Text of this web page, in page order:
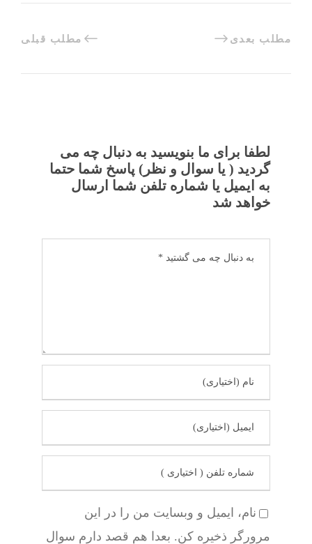
مطلب قبلی مطلب بعدی
لطفا برای ما بنویسید به دنبال چه می
گردید ( یا سوال و نظر) پاسخ شما حتما
به ایمیل یا شماره تلفن شما ارسال
خواهد شد
نام، ایمیل و وبسایت من را در این
مرورگر ذخیره کن. بعدا هم قصد دارم سوال